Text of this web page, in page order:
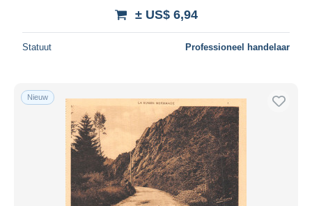
± US$ 6,94
Statuut Professioneel handelaar
Nieuw